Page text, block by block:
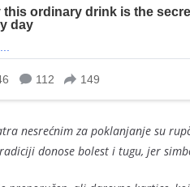
nesrećnim za poklanjanje su
donose bolest i tugu, jer